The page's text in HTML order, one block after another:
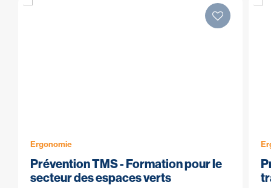
Ergonomie
Prévention TMS - Formation pour le
secteur des espaces verts